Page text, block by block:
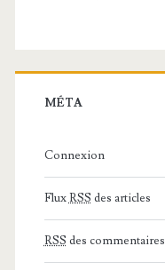
MÉTA
Connexion
FluxRSS des articles
RSS des commentaires